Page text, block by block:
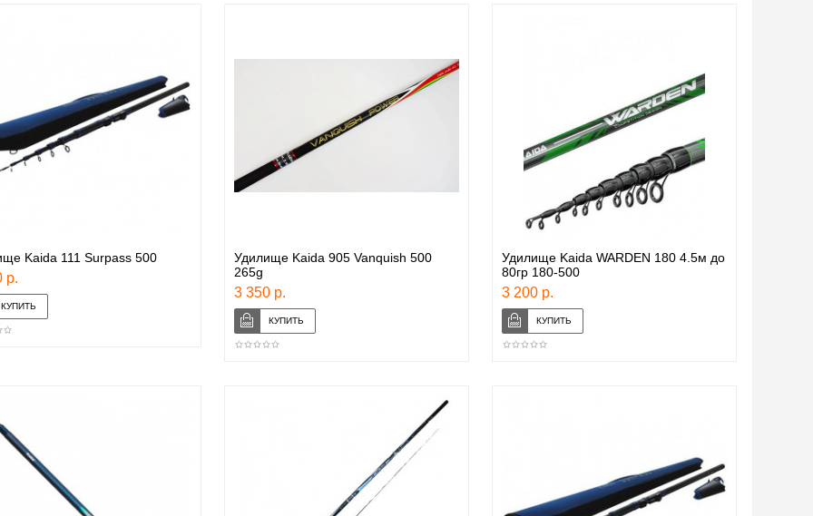
Kaida 111 Surpass 500
р.
Удилище Kaida 905 Vanquish 500
265g
3 350 р.
Удилище Kaida WARDEN 180 4.5м до
80гр 180-500
3 200 р.